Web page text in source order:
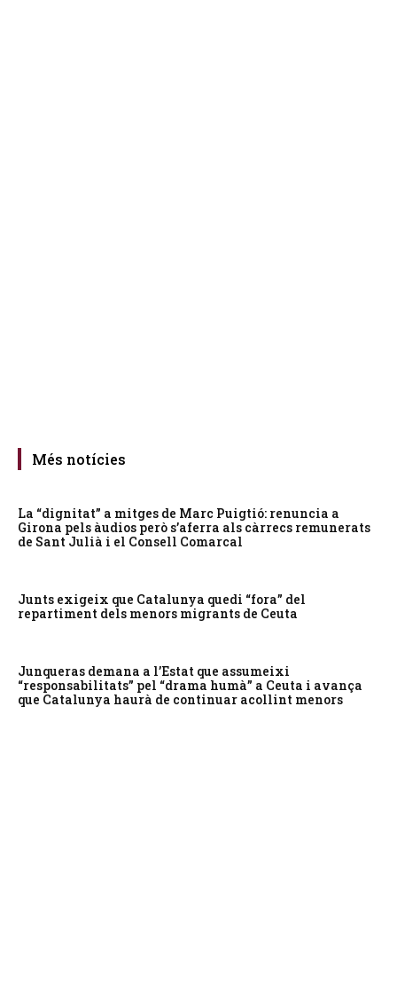
Més notícies
La “dignitat” a mitges de Marc Puigtió: renuncia a
Girona pels àudios però s’aferra als càrrecs remunerats
de Sant Julià i el Consell Comarcal
Junts exigeix que Catalunya quedi “fora” del
repartiment dels menors migrants de Ceuta
Junqueras demana a l’Estat que assumeixi
“responsabilitats” pel “drama humà” a Ceuta i avança
que Catalunya haurà de continuar acollint menors